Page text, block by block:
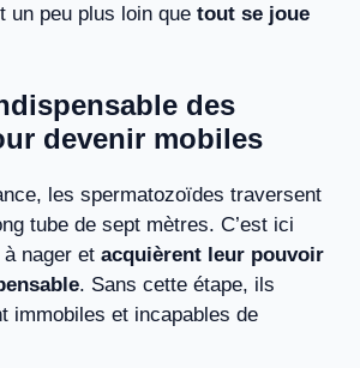
un peu plus loin que tout se joue
des
devenir mobiles
les spermatozoïdes traversent
tube de sept mètres. C’est ici
à nager et acquièrent leur pouvoir
. Sans cette étape, ils
immobiles et incapables de